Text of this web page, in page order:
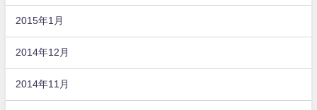
2015年1月
2014年12月
2014年11月